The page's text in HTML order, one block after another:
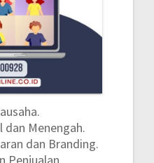
dan Menengah.
dan Branding.